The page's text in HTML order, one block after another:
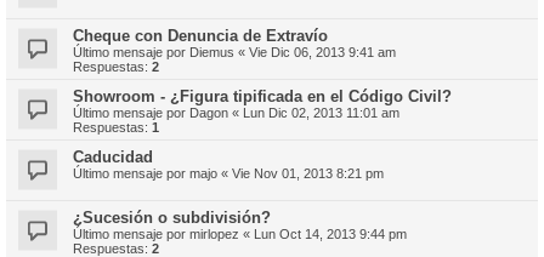
Cheque con Denuncia de Extravío
Último mensaje por Diemus « Vie Dic 06, 2013 9:41 am
Respuestas: 2
Showroom - ¿Figura tipificada en el Código Civil?
Último mensaje por Dagon « Lun Dic 02, 2013 11:01 am
Respuestas: 1
Caducidad
Último mensaje por majo « Vie Nov 01, 2013 8:21 pm
¿Sucesión o subdivisión?
Último mensaje por mirlopez « Lun Oct 14, 2013 9:44 pm
Respuestas: 2